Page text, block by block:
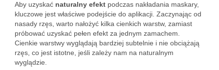
Aby uzyskać naturalny efekt podczas nakładania maskary,
kluczowe jest właściwe podejście do aplikacji. Zaczynając od
nasady rzęs, warto nałożyć kilka cienkich warstw, zamiast
próbować uzyskać pełen efekt za jednym zamachem.
Cienkie warstwy wyglądają bardziej subtelnie i nie obciążają
rzęs, co jest istotne, jeśli zależy nam na naturalnym
wyglądzie.